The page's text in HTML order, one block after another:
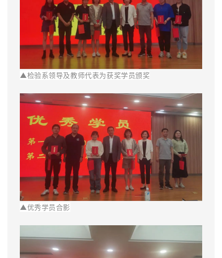
▲检验系领导及教师代表为获奖学员颁奖
▲优秀学员合影